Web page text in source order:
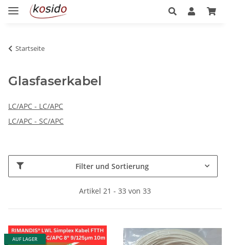
Startseite
Glasfaserkabel
LC/APC - LC/APC
LC/APC - SC/APC
Filter und Sortierung
Artikel 21 - 33 von 33
AUF LAGER